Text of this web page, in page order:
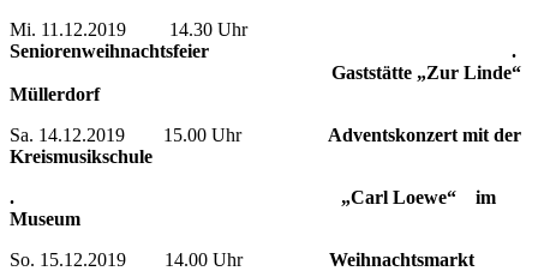
Mi. 11.12.2019 14.30 Uhr
Seniorenweihnachtsfeier
.
Gaststätte „Zur Linde“
Müllerdorf
Sa. 14.12.2019 15.00 Uhr Adventskonzert mit der
Kreismusikschule
. „Carl Loewe“ im
Museum
So. 15.12.2019 14.00 Uhr Weihnachtsmarkt